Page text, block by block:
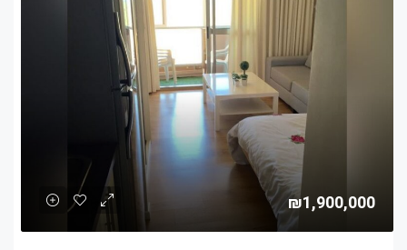
₪1,900,000